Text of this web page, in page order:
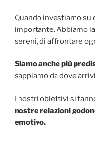
Quando investiamo su
importante. Abbiamo
sereni, di affrontare
Siamo anche più
sappiamo da dove
I nostri obiettivi si
nostre relazioni
emotivo.